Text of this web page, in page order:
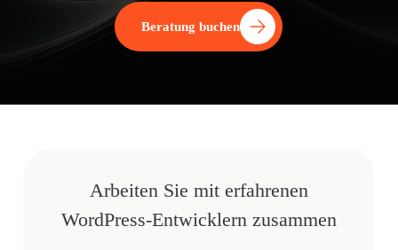
Beratung buchen
Arbeiten Sie mit erfahrenen
WordPress-Entwicklern zusammen